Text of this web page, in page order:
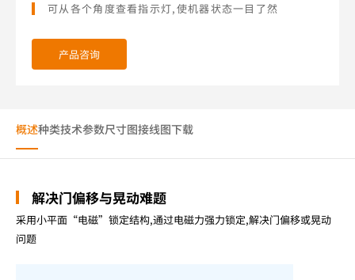
可从各个角度查看指示灯,使机器状态一目了然
产品咨询
概述种类技术参数尺寸图接线图下载
解决门偏移与晃动难题
采用小平面“电磁”锁定结构,通过电磁力强力锁定,解决门偏移或晃动
问题